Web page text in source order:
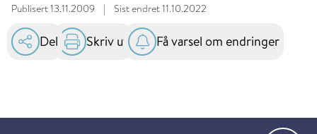
Publisert13.11.2009 | Sist endret11.10.2022
Del Skriv ut Få varsel om endringer